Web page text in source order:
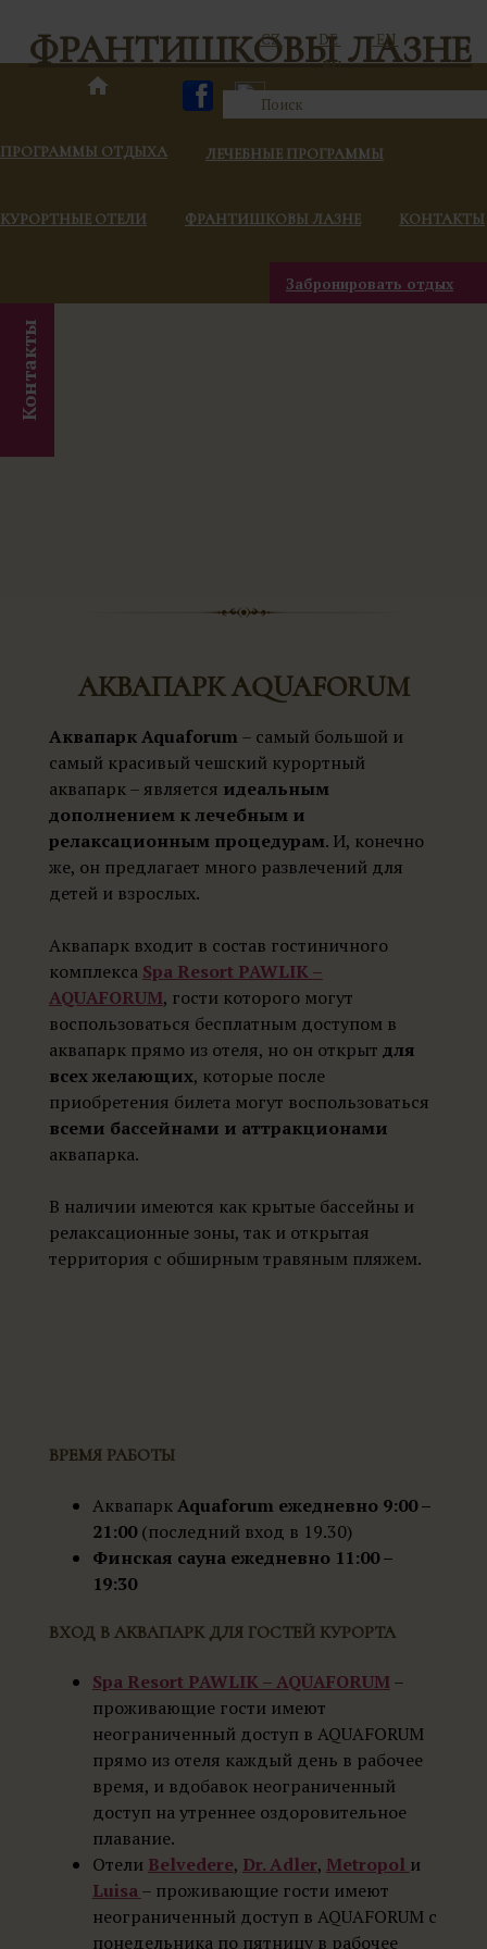
ФРАНТИШКОВЫ ЛАЗНЕ
CZ DE
EN
RU
ПРОГРАММЫ ОТДЫХА ЛЕЧЕБНЫЕ ПРОГРАММЫ
КУРОРТНЫЕ ОТЕЛИ ФРАНТИШКОВЫ ЛАЗНЕ КОНТАКТЫ
Забронировать отдых
Контакты
АКВАПАРК AQUAFORUM
Аквапарк Aquaforum– самый большой и
самый красивый чешский курортный
аквапарк – является идеальным
дополнением к лечебным и
релаксационным процедурам. И, конечно
же, он предлагает много развлечений для
детей и взрослых.
Аквапарк входит в состав гостиничного
комплекса Spa Resort PAWLIK –
AQUAFORUM, гости которого могут
воспользоваться бесплатным доступом в
аквапарк прямо из отеля, но он открыт для
всех желающих, которые после
приобретения билета могут воспользоваться
всеми бассейнами и аттракционами
аквапарка.
В наличии имеются как крытые бассейны и
релаксационные зоны, так и открытая
территория с обширным травяным пляжем.
ВРЕМЯ РАБОТЫ
АквапаркAquaforum ежедневно 9:00 –
21:00(последний вход в 19.30)
Финская сауна ежедневно 11:00 –
19:30
ВХОД В АКВАПАРК ДЛЯ ГОСТЕЙ КУРОРТА
Spa Resort PAWLIK – AQUAFORUM–
проживающие гости имеют
неограниченный доступ в AQUAFORUM
прямо из отеля каждый день в рабочее
время, и вдобавок неограниченный
доступ на утреннее оздоровительное
плавание.
Отели Belvedere, Dr. Adler, Metropol и
Luisa– проживающие гости имеют
неограниченный доступ в AQUAFORUM с
понедельника по пятницу в рабочее